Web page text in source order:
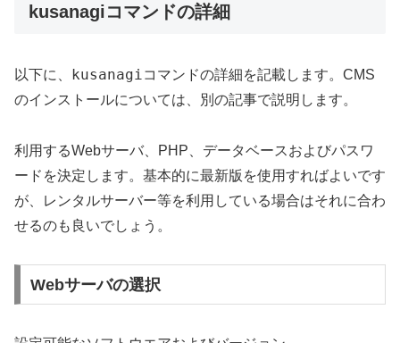
kusanagiコマンドの詳細
以下に、 kusanagiコマンドの詳細を記載します。CMS
のインストールについては、別の記事で説明します。
利用するWebサーバ、PHP、データベースおよびパスワ
ードを決定します。基本的に最新版を使用すればよいです
が、レンタルサーバー等を利用している場合はそれに合わ
せるのも良いでしょう。
Webサーバの選択